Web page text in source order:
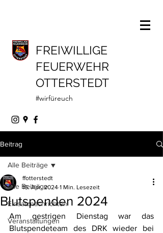
FREIWILLIGE
FEUERWEHR
OTTERSTEDT
#wirfüreuch
Beitrag
Alle Beiträge
Einsatznachrichten
Veranstaltungen
Alle Beiträge
Blutspenden 2024
ffotterstedt
16. Apr. 2024 1 Min. Lesezeit
Am gestrigen Dienstag war das
Blutspendeteam des DRK wieder bei